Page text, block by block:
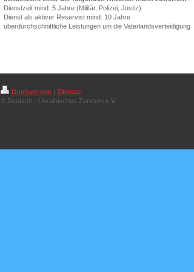
Dienstzeit mind. 5 Jahre (Militär, Polizei, Justiz)
Dienst als aktiver Reservist mind. 10 Jahre
überdurchschnittliche Leistungen um die Vaterlandsverteidigung
Druckversion | Sitemap
© Deutsch - Ukrainisches Zentrum e.V.